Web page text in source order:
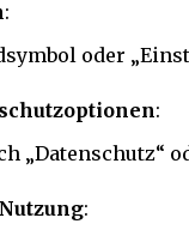
:
oder
:
„Datenschutz“
: